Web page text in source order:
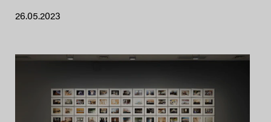
26.05.2023